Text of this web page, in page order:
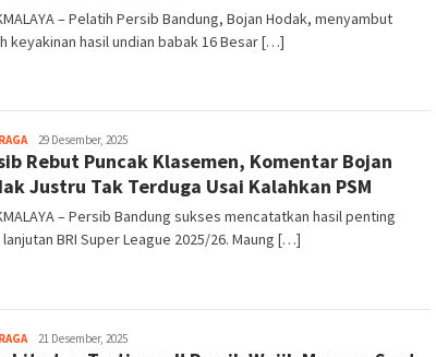
– Pelatih Persib Bandung, Bojan Hodak, menyambut
keyakinan hasil undian babak 16 Besar […]
Tim
Redaksi
29 Desember, 2025
Rebut Puncak Klasemen, Komentar Bojan
Justru Tak Terduga Usai Kalahkan PSM
– Persib Bandung sukses mencatatkan hasil penting
BRI Super League 2025/26. Maung […]
Tim21 Desember, 2025